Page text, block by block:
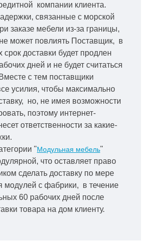
компании клиента.
связанные с морской
заказе мебели из-за границы,
может повлиять Поставщик, в
срок доставки будет продлен
дней и не будет считаться
Вместе с тем поставщики
усилия, чтобы максимально
но, не имея возможности
поэтому интернет-
ответственности за какие-
"Модульная мебель"
что оставляет право
сделать доставку по мере
модулей с фабрики, в течение
60 рабочих дней после
товара на дом клиенту.